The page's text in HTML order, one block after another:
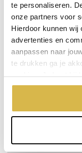
te personaliseren.
onze partners voor
Hierdoor kunnen wij
advertenties en
aanpassen naar
te drukken ga je
cookies. Je kunt bij
aangeven welke
'weigeren' worden
geplaatst. Bekijk
De